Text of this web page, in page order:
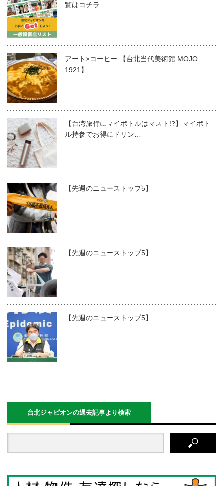
覧はコチラ
アート×コーヒー 【台北当代美術館 MOJO
1921】
【台湾旅行にマイボトルはマスト!?】マイボト
ル持参でお得にドリン…
【先週のニューストップ5】
【先週のニューストップ5】
【先週のニューストップ5】
台北ジャピオンの過去記事より検索